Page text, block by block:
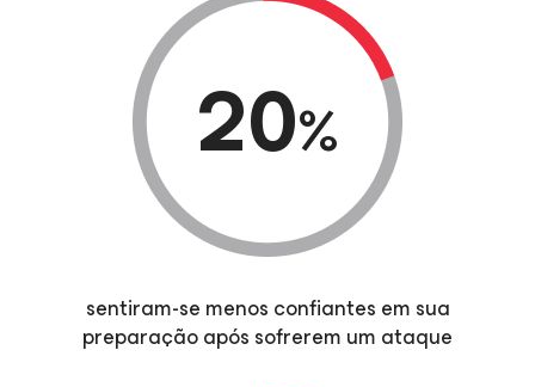
20%
sentiram-se menos confiantes em sua
preparação após sofrerem um ataque